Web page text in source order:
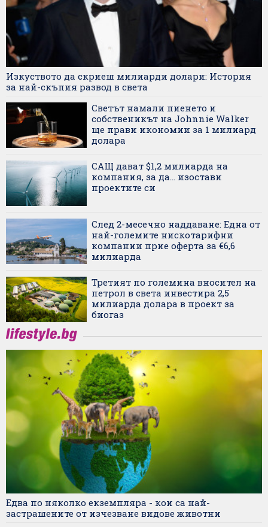
Изкуството да скриеш милиарди долари: История
за най-скъпия развод в света
Светът намали пиенето и
собственикът на Johnnie Walker
ще прави икономии за 1 милиард
долара
САЩ дават $1,2 милиарда на
компания, за да... изостави
проектите си
След 2-месечно наддаване: Една от
най-големите нискотарифни
компании прие оферта за €6,6
милиарда
Третият по големина вносител на
петрол в света инвестира 2,5
милиарда долара в проект за
биогаз
Едва по няколко екземпляра - кои са най-
застрашените от изчезване видове животни